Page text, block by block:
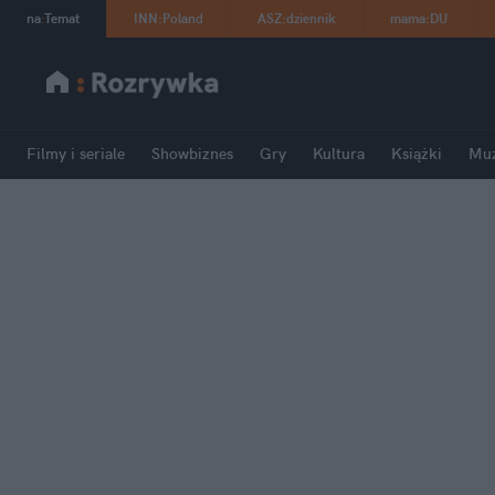
na:Temat INN:Poland ASZ:dziennik mama:DU
Filmy i seriale Showbiznes Gry Kultura Książki